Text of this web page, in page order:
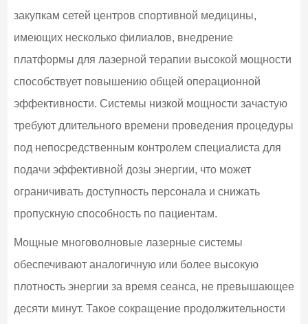
закупкам сетей центров спортивной медицины,
имеющих несколько филиалов, внедрение
платформы для лазерной терапии высокой мощности
способствует повышению общей операционной
эффективности. Системы низкой мощности зачастую
требуют длительного времени проведения процедуры
под непосредственным контролем специалиста для
подачи эффективной дозы энергии, что может
ограничивать доступность персонала и снижать
пропускную способность по пациентам.
Мощные многоволновые лазерные системы
обеспечивают аналогичную или более высокую
плотность энергии за время сеанса, не превышающее
десяти минут. Такое сокращение продолжительности